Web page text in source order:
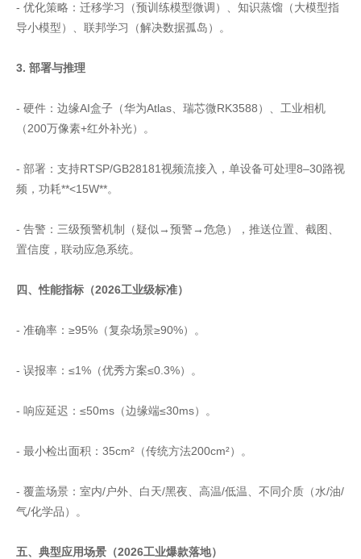
- 优化策略：迁移学习（预训练模型微调）、知识蒸馏（大模型指
导小模型）、联邦学习（解决数据孤岛）。
3. 部署与推理
- 硬件：边缘AI盒子（华为Atlas、瑞芯微RK3588）、工业相机
（200万像素+红外补光）。
- 部署：支持RTSP/GB28181视频流接入，单设备可处理8–30路视
频，功耗**<15W**。
- 告警：三级预警机制（疑似→预警→危急），推送位置、截图、
置信度，联动应急系统。
四、性能指标（2026工业级标准）
- 准确率：≥95%（复杂场景≥90%）。
- 误报率：≤1%（优秀方案≤0.3%）。
- 响应延迟：≤50ms（边缘端≤30ms）。
- 最小检出面积：35cm²（传统方法200cm²）。
- 覆盖场景：室内/户外、白天/黑夜、高温/低温、不同介质（水/油/
气/化学品）。
五、典型应用场景（2026工业爆款落地）